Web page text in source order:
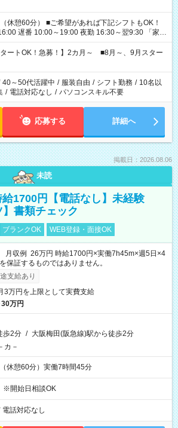
望があれば下記シフトもOK！
遅番 10:00～19:00 夜勤 16:30～翌9:30 「家族
せたい」 「余裕を持って夕飯の準備がしたい」
業はしたくない」 など、ご希望を教えてください
お仕事の勤務時間。 合計で週40時間を超える場
ません。
タートOK！急募！】2カ月～ ■8月～、9月スター
40～50代活躍中 / 服装自由 / シフト勤務 / 10名以
/ 電話対応なし / パソコンスキル不要
応募する 詳細へ
掲載日：2026.08.06
未読
1700円【電話なし】未経験
書類チェック
ブランクOK WEB登録・面接OK
収例 26万円 時給1700円×実働7h45m×週5日×4
証するものではありません。
支給あり
3万円を上限として実費支給
万円
歩2分 / 大阪梅田(阪急線)駅から徒歩2分
カ－
休憩60分）実働7時間45分
開始日相談OK
電話対応なし